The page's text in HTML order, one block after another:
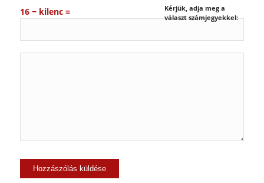
Kérjük, adja meg a
választ számjegyekkel:
16 − kilenc =